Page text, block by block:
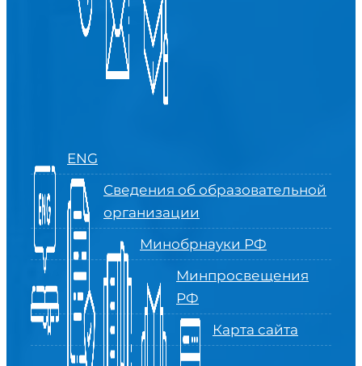
ENG
Сведения об образовательной
организации
Минобрнауки РФ
Минпросвещения
РФ
Карта сайта